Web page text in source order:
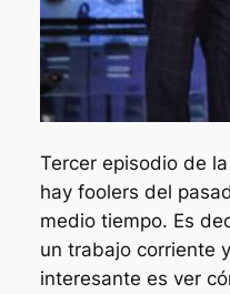
Tercer episodio de
hay foolers del
medio tiempo. Es
un trabajo corriente
interesante es ver